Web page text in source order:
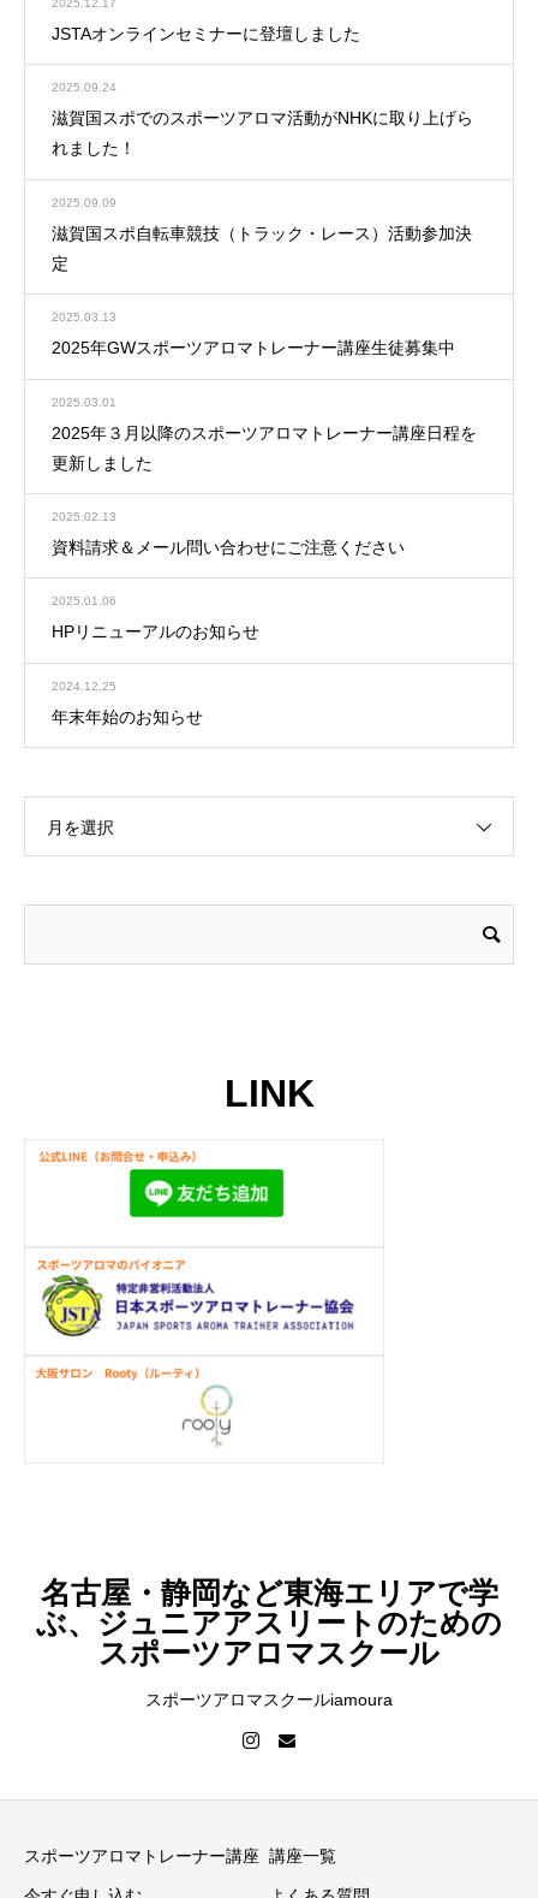
2025.12.17
JSTAオンラインセミナーに登壇しました
2025.09.24
滋賀国スポでのスポーツアロマ活動がNHKに取り上げら
れました！
2025.09.09
滋賀国スポ自転車競技（トラック・レース）活動参加決
定
2025.03.13
2025年GWスポーツアロマトレーナー講座生徒募集中
2025.03.01
2025年３月以降のスポーツアロマトレーナー講座日程を
更新しました
2025.02.13
資料請求＆メール問い合わせにご注意ください
2025.01.06
HPリニューアルのお知らせ
2024.12.25
年末年始のお知らせ
月を選択
LINK
名古屋・静岡など東海エリアで学
ぶ、ジュニアアスリートのための
スポーツアロマスクール
スポーツアロマスクールiamoura
スポーツアロマトレーナー講座 講座一覧